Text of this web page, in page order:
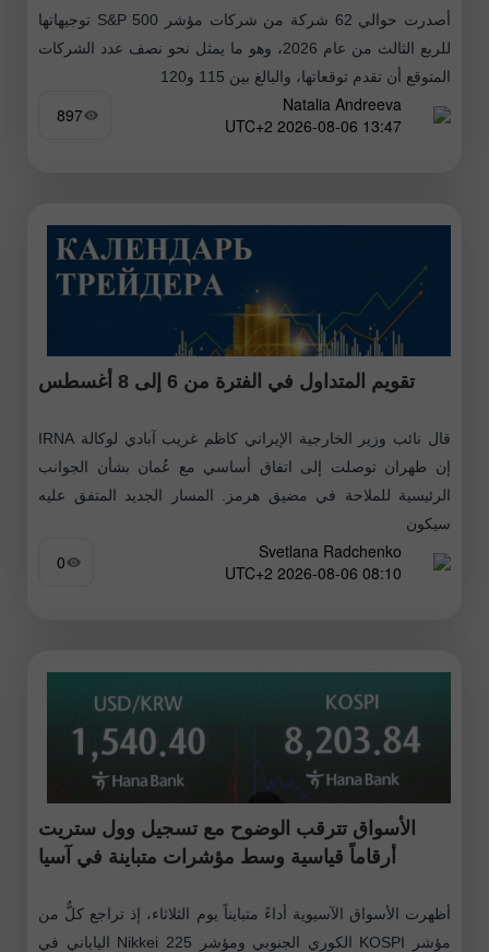
أصدرت حوالي 62 شركة من شركات مؤشر S&P 500 توجيهاتها
للربع الثالث من عام 2026، وهو ما يمثل نحو نصف عدد الشركات
المتوقع أن تقدم توقعاتها، والبالغ بين 115 و120
Natalia Andreeva
13:47 2026-08-06 UTC+2
897
تقويم المتداول في الفترة من 6 إلى 8 أغسطس
قال نائب وزير الخارجية الإيراني كاظم غريب آبادي لوكالة IRNA
إن طهران توصلت إلى اتفاق أساسي مع عُمان بشأن الجوانب
الرئيسية للملاحة في مضيق هرمز. المسار الجديد المتفق عليه
سيكون
Svetlana Radchenko
08:10 2026-08-06 UTC+2
0
الأسواق تترقب الوضوح مع تسجيل وول ستريت
أرقاماً قياسية وسط مؤشرات متباينة في آسيا
أظهرت الأسواق الآسيوية أداءً متبايناً يوم الثلاثاء، إذ تراجع كلٌّ من
مؤشر KOSPI الكوري الجنوبي ومؤشر Nikkei 225 الياباني في